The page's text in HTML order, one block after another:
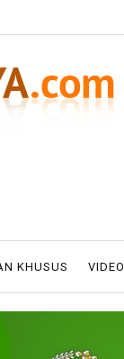
KHUSUS VIDEO